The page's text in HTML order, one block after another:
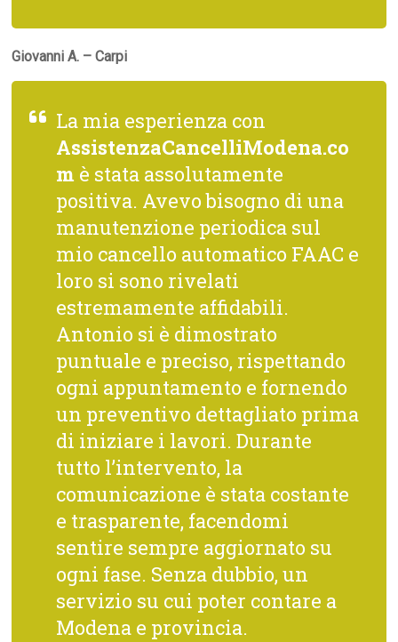
Giovanni A. – Carpi
La mia esperienza con
AssistenzaCancelliModena.co
m è stata assolutamente
positiva. Avevo bisogno di una
manutenzione periodica sul
mio cancello automatico FAAC e
loro si sono rivelati
estremamente affidabili.
Antonio si è dimostrato
puntuale e preciso, rispettando
ogni appuntamento e fornendo
un preventivo dettagliato prima
di iniziare i lavori. Durante
tutto l’intervento, la
comunicazione è stata costante
e trasparente, facendomi
sentire sempre aggiornato su
ogni fase. Senza dubbio, un
servizio su cui poter contare a
Modena e provincia.